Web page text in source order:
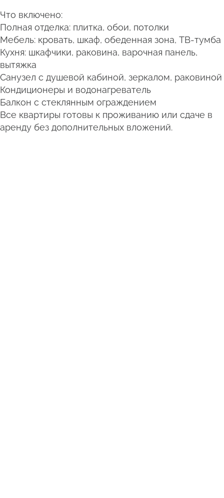
Что включено:
Полная отделка: плитка, обои, потолки
Мебель: кровать, шкаф, обеденная зона, ТВ-тумба
Кухня: шкафчики, раковина, варочная панель,
вытяжка
Санузел с душевой кабиной, зеркалом, раковиной
Кондиционеры и водонагреватель
Балкон с стеклянным ограждением
Все квартиры готовы к проживанию или сдаче в
аренду без дополнительных вложений.